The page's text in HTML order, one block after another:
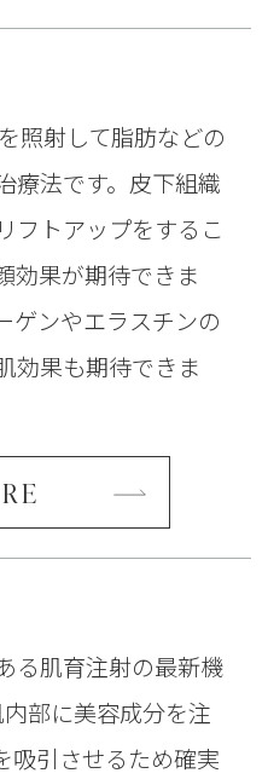
照射して脂肪などの
療法です。皮下組織
フトアップをするこ
効果が期待できま
ゲンやエラスチンの
効果も期待できま
る肌育注射の最新機
部に美容成分を注
吸引させるため確実